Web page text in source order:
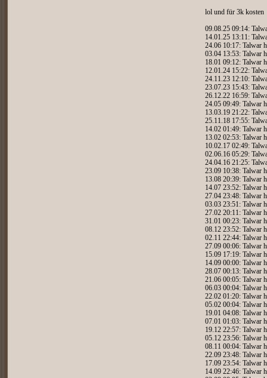
lol und für 3k kosten
09.08.25 09:14:
14.01.25 13:11:
24.06 10:17: Talwar
03.04 13:53: Talwar
18.01 09:12: Talwar
12.01.24 15:22:
24.11.23 12:10:
23.07.23 15:43:
26.12.22 16:59:
24.05 09:49: Talwar
13.03.19 21:22:
25.11.18 17:55:
14.02 01:49: Talwar
13.02 02:53: Talwar
10.02.17 02:49:
02.06.16 05:29:
24.04.16 21:25:
23.09 10:38: Talwar
13.08 20:39: Talwar
14.07 23:52: Talwar
27.04 23:48: Talwar
03.03 23:51: Talwar
27.02 20:11: Talwar
31.01 00:23: Talwar
08.12 23:52: Talwar
02.11 22:44: Talwar
27.09 00:06: Talwar
15.09 17:19: Talwar
14.09 00:00: Talwar
28.07 00:13: Talwar
21.06 00:05: Talwar
06.03 00:04: Talwar
22.02 01:20: Talwar
05.02 00:04: Talwar
19.01 04:08: Talwar
07.01 01:03: Talwar
19.12 22:57: Talwar
05.12 23:56: Talwar
08.11 00:04: Talwar
22.09 23:48: Talwar
17.09 23:54: Talwar
14.09 22:46: Talwar